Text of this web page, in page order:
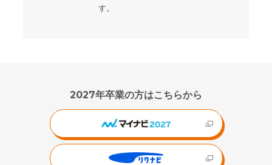
す。
2027年卒業の方はこちらから